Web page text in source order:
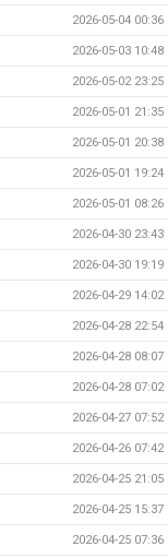
2026-05-04 00:36
2026-05-03 10:48
2026-05-02 23:25
2026-05-01 21:35
2026-05-01 20:38
2026-05-01 19:24
2026-05-01 08:26
2026-04-30 23:43
2026-04-30 19:19
2026-04-29 14:02
2026-04-28 22:54
2026-04-28 08:07
2026-04-28 07:02
2026-04-27 07:52
2026-04-26 07:42
2026-04-25 21:05
2026-04-25 15:37
2026-04-25 07:36